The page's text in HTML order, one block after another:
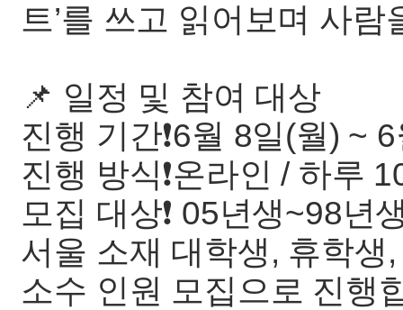
트’를 쓰고 읽어보며 사
📌 일정 및 참여 대상
진행 기간❗️6월 8일(월) ~
진행 방식❗️온라인 / 하루
모집 대상❗️ 05년생~98년
서울 소재 대학생, 휴학생
소수 인원 모집으로 진행